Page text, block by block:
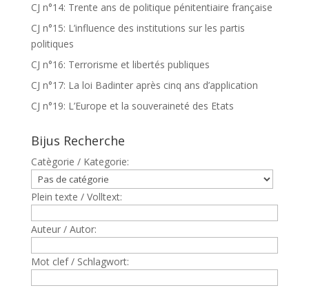
CJ n°14: Trente ans de politique pénitentiaire française
CJ n°15: L’influence des institutions sur les partis
politiques
CJ n°16: Terrorisme et libertés publiques
CJ n°17: La loi Badinter après cinq ans d’application
CJ n°19: L’Europe et la souveraineté des Etats
Bijus Recherche
Catègorie / Kategorie:
Plein texte / Volltext:
Auteur / Autor:
Mot clef / Schlagwort: